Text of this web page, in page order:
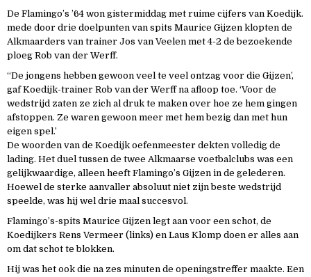
De Flamingo’s ’64 won gistermiddag met ruime cijfers van Koedijk.
mede door drie doelpunten van spits Maurice Gijzen klopten de
Alkmaarders van trainer Jos van Veelen met 4-2 de bezoekende
ploeg Rob van der Werff.
“De jongens hebben gewoon veel te veel ontzag voor die Gijzen’,
gaf Koedijk-trainer Rob van der Werff na afloop toe. ‘Voor de
wedstrijd zaten ze zich al druk te maken over hoe ze hem gingen
afstoppen. Ze waren gewoon meer met hem bezig dan met hun
eigen spel.’
De woorden van de Koedijk oefenmeester dekten volledig de
lading. Het duel tussen de twee Alkmaarse voetbalclubs was een
gelijkwaardige, alleen heeft Flamingo’s Gijzen in de gelederen.
Hoewel de sterke aanvaller absoluut niet zijn beste wedstrijd
speelde, was hij wel drie maal succesvol.
Flamingo’s-spits Maurice Gijzen legt aan voor een schot, de
Koedijkers Rens Vermeer (links) en Laus Klomp doen er alles aan
om dat schot te blokken.
Hij was het ook die na zes minuten de openingstreffer maakte. Een